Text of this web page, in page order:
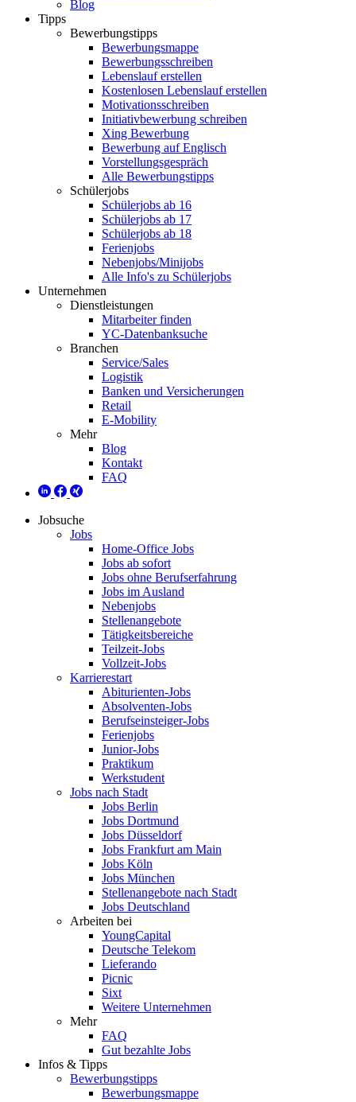
Blog
Tipps
Bewerbungstipps
Bewerbungsmappe
Bewerbungsschreiben
Lebenslauf erstellen
Kostenlosen Lebenslauf erstellen
Motivationsschreiben
Initiativbewerbung schreiben
Xing Bewerbung
Bewerbung auf Englisch
Vorstellungsgespräch
Alle Bewerbungstipps
Schülerjobs
Schülerjobs ab 16
Schülerjobs ab 17
Schülerjobs ab 18
Ferienjobs
Nebenjobs/Minijobs
Alle Info's zu Schülerjobs
Unternehmen
Dienstleistungen
Mitarbeiter finden
YC-Datenbanksuche
Branchen
Service/Sales
Logistik
Banken und Versicherungen
Retail
E-Mobility
Mehr
Blog
Kontakt
FAQ
Jobsuche
Jobs
Home-Office Jobs
Jobs ab sofort
Jobs ohne Berufserfahrung
Jobs im Ausland
Nebenjobs
Stellenangebote
Tätigkeitsbereiche
Teilzeit-Jobs
Vollzeit-Jobs
Karrierestart
Abiturienten-Jobs
Absolventen-Jobs
Berufseinsteiger-Jobs
Ferienjobs
Junior-Jobs
Praktikum
Werkstudent
Jobs nach Stadt
Jobs Berlin
Jobs Dortmund
Jobs Düsseldorf
Jobs Frankfurt am Main
Jobs Köln
Jobs München
Stellenangebote nach Stadt
Jobs Deutschland
Arbeiten bei
YoungCapital
Deutsche Telekom
Lieferando
Picnic
Sixt
Weitere Unternehmen
Mehr
FAQ
Gut bezahlte Jobs
Infos & Tipps
Bewerbungstipps
Bewerbungsmappe